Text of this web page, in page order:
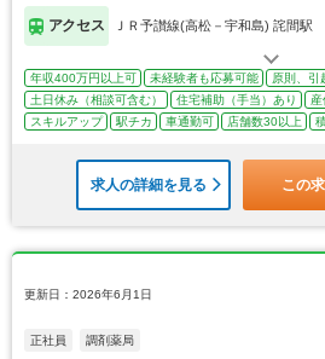
アクセス ＪＲ予讃線(高松－宇和島) 詫間駅
年収400万円以上可 未経験者も応募可能
原則、引
土日休み（相談可含む）
住宅補助（手当）あり
スキルアップ
駅チカ 車通勤可 店舗数30以上
求人の詳細を見る この
更新日：2026年6月1日
正社員 調剤薬局